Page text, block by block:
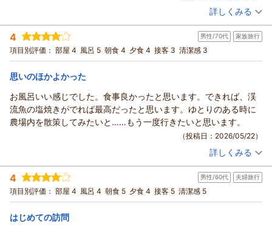
過日は空調の件、ならびに私共の対応が至らず、大変ご不快な
お思いをなされましたこと、
深くお詫び申し上げます。
私共は常々、お客様に快適なご滞在をご提供できるよう努めて
おりますが、
設備管理やスタッフの指導・教育が不十分であったものと真摯
ご朝食や客室の件も含めまして、この度ご指摘賜りました諸点
を今後の課題として取り組み、
スタッフ一同、鋭意改善に努めて参ります。
何卒ご容赦賜りますよう、お願い申し上げます。
その他お気づきの点がございましたら、何なりとお申し付けく
ださい。
引き続きのご厚誼賜りますよう、お願い申し上げます。
（返信日：2026/05/31）
投稿者： じじーさん (男性/60代)
宿泊プラン： ルームサービス【選べるメニュー】 お部屋でゆったりご夕食～
ボトルワイン特典付（夕朝食付）＝
ツイン 朝・夕
宿泊価格帯： 13,001～14,000円(大人一人あたり/税込)
この度はホテル・フロラシオン那須にご宿泊いただき誠にあり
がとうございます。
またご感想をお寄せいただき重ねて御礼申し上げます。
過日は温泉やお部屋でごゆっくりお寛ぎいただいたご様子で何
私共では那須塩原駅の送迎を無料でご提供しております。（前
日21時までのご予約）
今後もより一層お客様にご満足いただけるよう、スタッフ一同
努めて参ります。
またのご来館を心よりお待ち申し上げております。
詳しくみる
4 男性/70代 家族旅行
項目別評価： 部屋 4 風呂 5 朝食 4 夕食 4 接客 3 清潔感 3
思いのほかよかった
お風呂いい感じでした。食事良かったと思います。できれば、渓
流魚の塩焼きがでれば最高だったと思います。ゆとりのある時に
農場内を散策してみたいと……もう一度行きたいと思います。
（投稿日：2026/05/22）
投稿者： ＳＵＧＡＲさん(男性/70代)
宿泊プラン： ≪那須グルメ≫【黒毛和牛ステーキのメイン料理ディナー】＝
メイン料理以外は食べ放題＝
4ベッド 朝・夕
宿泊価格帯： 17,001～18,000円(大人一人あたり/税込)
詳しくみる
4 男性/60代 夫婦旅行
項目別評価： 部屋 4 風呂 4 朝食 5 夕食 4 接客 5 清潔感 5
はじめての訪問